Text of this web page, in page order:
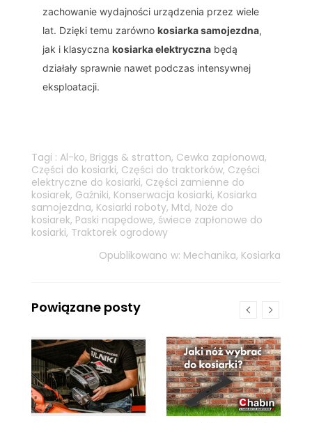
zachowanie wydajności urządzenia przez wiele
lat. Dzięki temu zarówno kosiarka samojezdna,
jak i klasyczna kosiarka elektryczna będą
działały sprawnie nawet podczas intensywnej
eksploatacji.
Tagi : Al-ko, Briggs & stratton, Cewka zapłonowa,
Części do kosiarki, Części do traktorków, Części
elektryczne do kosiarki, Części zamienne do
kosiarek, Gaźniki, Konserwacja kosiarki, Kosiarka
samojezdna, Kosiarki roboty, Mtd, Noże do
kosiarek, Paski napędowe, świece zapłonowe do
kosiarki, Traktorek ogrodowy
Opublikowano w: Mechanika, Kosiarka
Powiązane posty